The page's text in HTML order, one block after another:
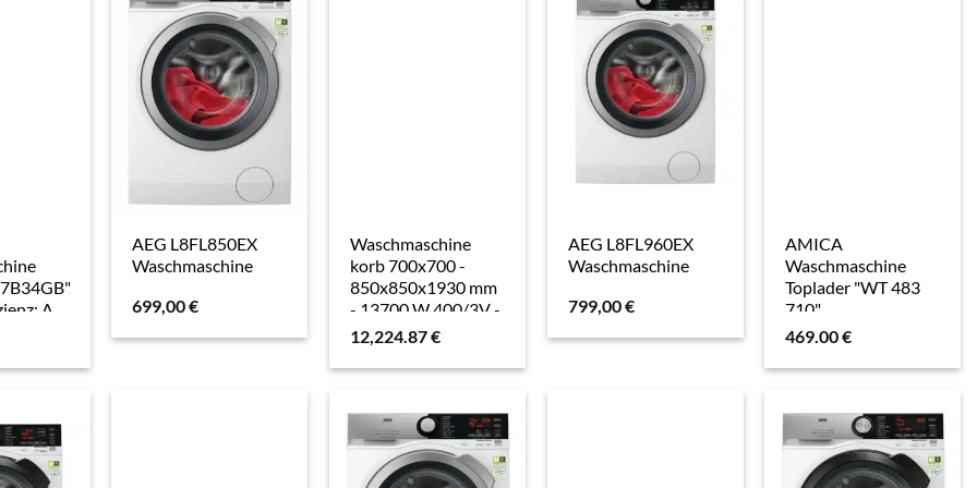
Waschmaschine,
Kühlschrank &
Trockner
A
AEG L8FL850EX
Waschmaschine
699,00€
Waschmaschine
korb 700x700 -
850x850x1930 mm
- 13700 W 400/3V -
28623CDD Eurast
12,224.87€
AEG L8FL960EX
Waschmaschine
799,00€
AMICA
Waschmaschine
Toplader "WT 483
710",
Energieeffizienz: A
H:88cm T:61cm,
469.00€